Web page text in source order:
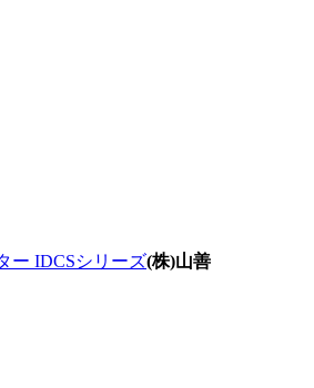
ー IDCSシリーズ(株)山善